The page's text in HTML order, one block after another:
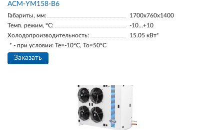
АСМ-YM158-В6
Габариты, мм:
1700х760х1400
Темп. режим, °С:
-10…+10
Холодопроизводительность:
15.05 кВт*
* - при условии: Te=-10ºC, To=50ºC
Заказать